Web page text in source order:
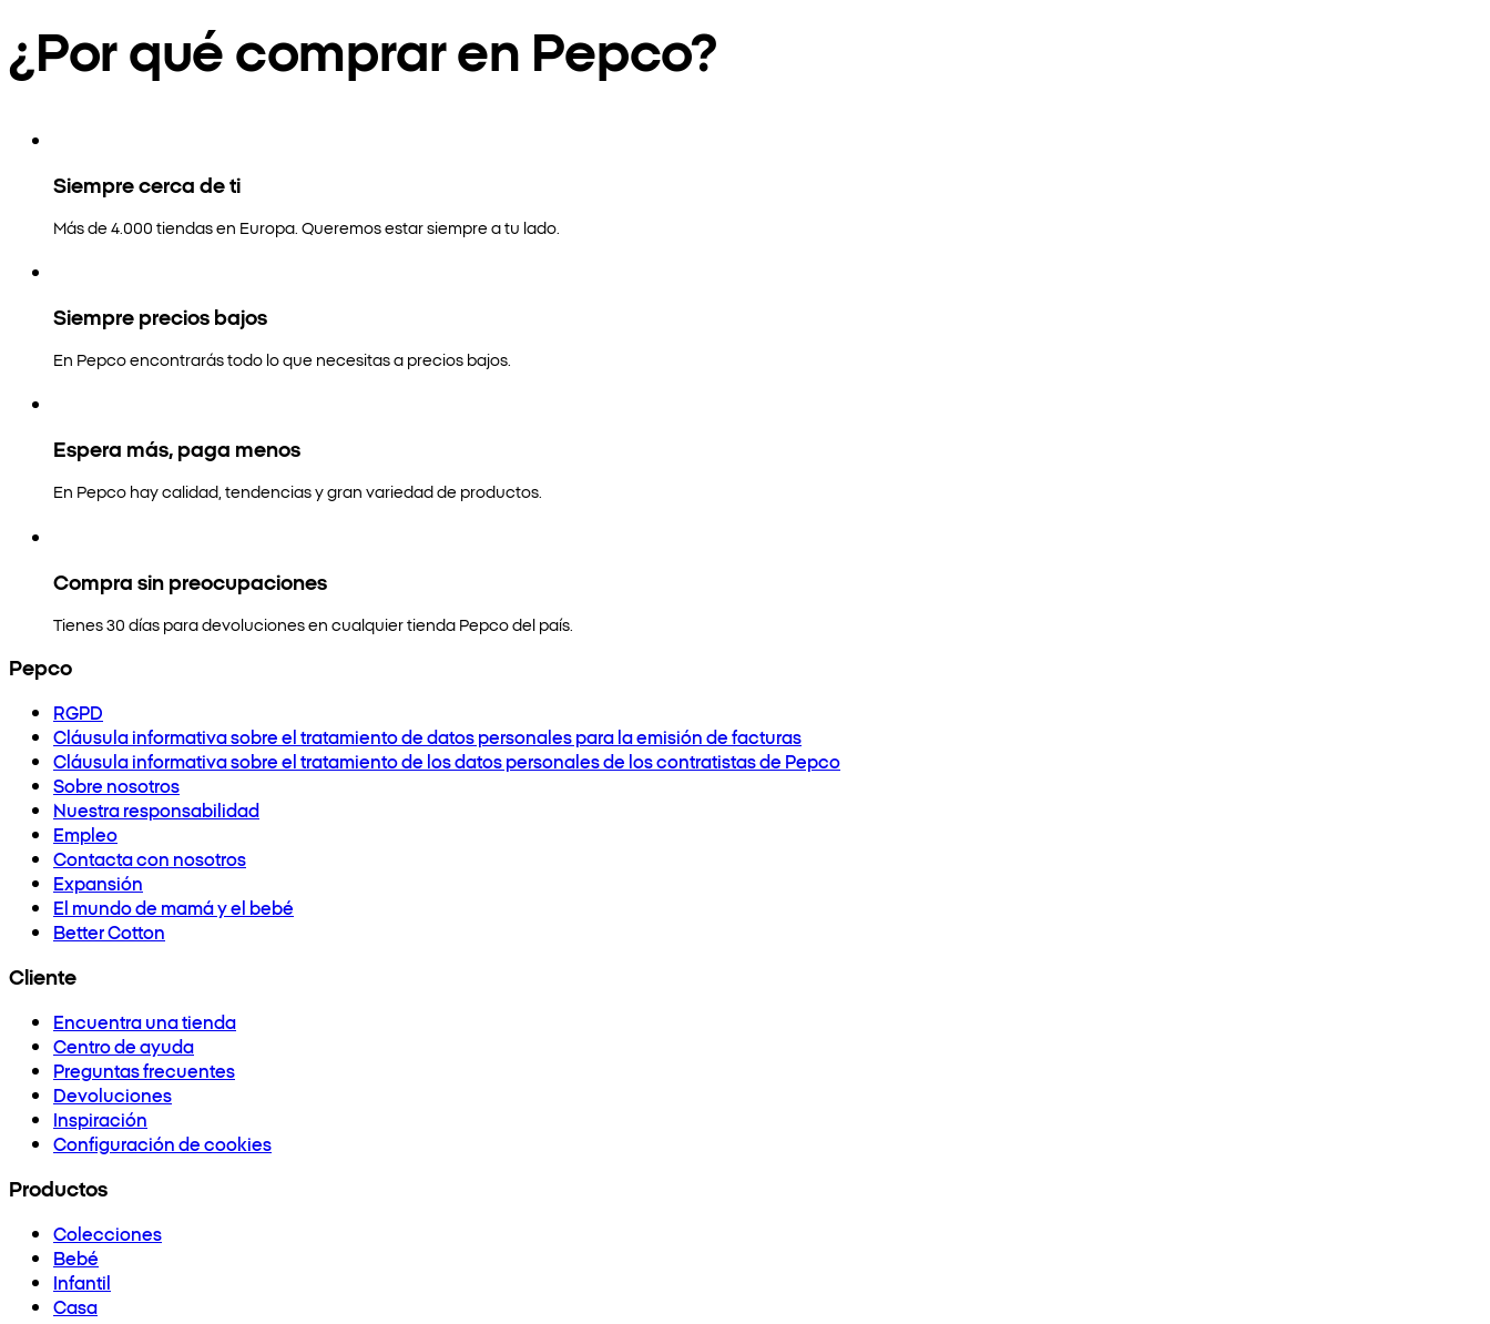
¿Por qué comprar en Pepco?
Siempre cerca de ti
Más de 4.000 tiendas en Europa. Queremos estar siempre a tu lado.
Siempre precios bajos
En Pepco encontrarás todo lo que necesitas a precios bajos.
Espera más, paga menos
En Pepco hay calidad, tendencias y gran variedad de productos.
Compra sin preocupaciones
Tienes 30 días para devoluciones en cualquier tienda Pepco del país.
Pepco
RGPD
Cláusula informativa sobre el tratamiento de datos personales para la emisión de facturas
Cláusula informativa sobre el tratamiento de los datos personales de los contratistas de Pepco
Sobre nosotros
Nuestra responsabilidad
Empleo
Contacta con nosotros
Expansión
El mundo de mamá y el bebé
Better Cotton
Cliente
Encuentra una tienda
Centro de ayuda
Preguntas frecuentes
Devoluciones
Inspiración
Configuración de cookies
Productos
Colecciones
Bebé
Infantil
Casa